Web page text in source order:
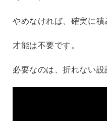
やめなければ、確実に積
才能は不要です。
必要なのは、折れない設